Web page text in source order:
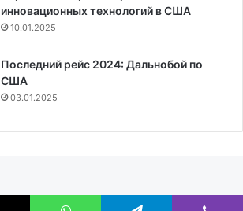
инновационных технологий в США
10.01.2025
Последний рейс 2024: Дальнобой по
США
03.01.2025